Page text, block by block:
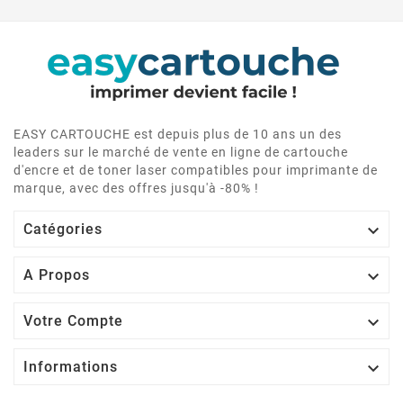
EASY CARTOUCHE est depuis plus de 10 ans un des
leaders sur le marché de vente en ligne de cartouche
d'encre et de toner laser compatibles pour imprimante de
marque, avec des offres jusqu'à -80% !
Catégories 
A Propos 
Votre Compte 
Informations 